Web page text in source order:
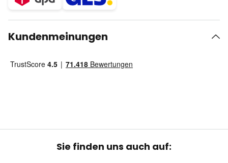
Kundenmeinungen
Sie finden uns auch auf: